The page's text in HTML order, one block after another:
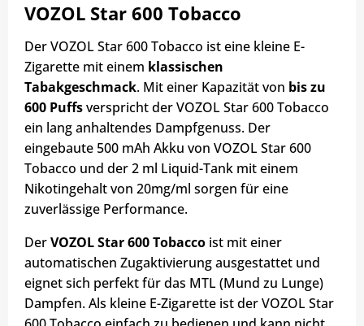
VOZOL Star 600 Tobacco
Der VOZOL Star 600 Tobacco ist eine kleine E-
Zigarette mit einem klassischen
Tabakgeschmack. Mit einer Kapazität von bis zu
600 Puffsverspricht der VOZOL Star 600 Tobacco
ein lang anhaltendes Dampfgenuss. Der
eingebaute 500 mAh Akku von VOZOL Star 600
Tobacco und der 2 ml Liquid-Tank mit einem
Nikotingehalt von 20mg/ml sorgen für eine
zuverlässige Performance.
DerVOZOL Star 600 Tobacco ist mit einer
automatischen Zugaktivierung ausgestattet und
eignet sich perfekt für das MTL (Mund zu Lunge)
Dampfen. Als kleine E-Zigarette ist der VOZOL Star